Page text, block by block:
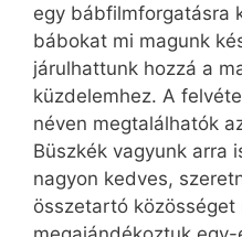
egy bábfilmforgatásra
bábokat mi magunk
járulhattunk hozzá a
küzdelemhez. A
néven megtalálhatók
Büszkék vagyunk arra
nagyon kedves,
összetartó közösséget